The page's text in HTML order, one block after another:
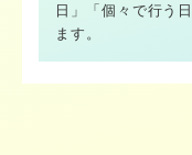
日」「個々で行う
ます。